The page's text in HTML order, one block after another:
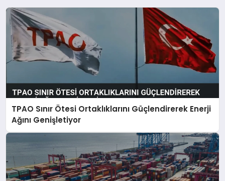
TPAO Sınır Ötesi Ortaklıklarını Güçlendirerek Enerji
Ağını Genişletiyor